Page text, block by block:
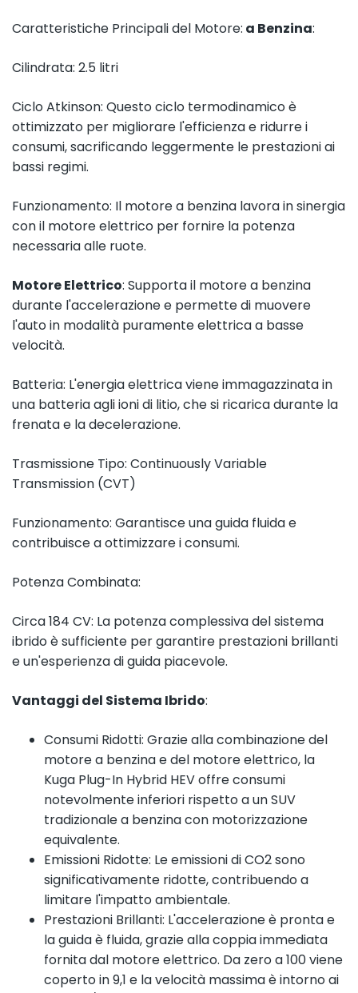
Caratteristiche Principali del Motore: a Benzina:
Cilindrata: 2.5 litri
Ciclo Atkinson: Questo ciclo termodinamico è
ottimizzato per migliorare l'efficienza e ridurre i
consumi, sacrificando leggermente le prestazioni ai
bassi regimi.
Funzionamento: Il motore a benzina lavora in sinergia
con il motore elettrico per fornire la potenza
necessaria alle ruote.
Motore Elettrico: Supporta il motore a benzina
durante l'accelerazione e permette di muovere
l'auto in modalità puramente elettrica a basse
velocità.
Batteria: L'energia elettrica viene immagazzinata in
una batteria agli ioni di litio, che si ricarica durante la
frenata e la decelerazione.
Trasmissione Tipo: Continuously Variable
Transmission (CVT)
Funzionamento: Garantisce una guida fluida e
contribuisce a ottimizzare i consumi.
Potenza Combinata:
Circa 184 CV: La potenza complessiva del sistema
ibrido è sufficiente per garantire prestazioni brillanti
e un'esperienza di guida piacevole.
Vantaggi del Sistema Ibrido:
Consumi Ridotti: Grazie alla combinazione del
motore a benzina e del motore elettrico, la
Kuga Plug-In Hybrid HEV offre consumi
notevolmente inferiori rispetto a un SUV
tradizionale a benzina con motorizzazione
equivalente.
Emissioni Ridotte: Le emissioni di CO2 sono
significativamente ridotte, contribuendo a
limitare l'impatto ambientale.
Prestazioni Brillanti: L'accelerazione è pronta e
la guida è fluida, grazie alla coppia immediata
fornita dal motore elettrico. Da zero a 100 viene
coperto in 9,1 e la velocità massima è intorno ai